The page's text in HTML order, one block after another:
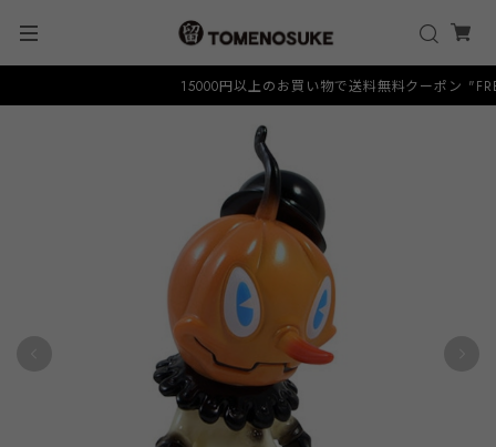
15000円以上のお買い物で送料無料クーポン